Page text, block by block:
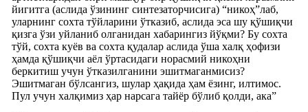
йигитга (аслида ўзининг синтезаторчисига) “никоҳ”лаб,
уларнинг сохта тўйларини ўтказиб, аслида эса шу қўшиқчи
қизга ўзи уйланиб олганидан хабарингиз йўқми? Бу сохта
тўй, сохта куёв ва сохта қудалар аслида ўша халқ ҳофизи
ҳамда қўшиқчи аёл ўртасидаги норасмий никоҳни
беркитиш учун ўтказилганини эшитмаганмисиз?
Эшитмаган бўлсангиз, шулар ҳақида ҳам ёзинг, илтимос.
Пул учун халқимиз ҳар нарсага тайёр бўлиб қолди, ака”